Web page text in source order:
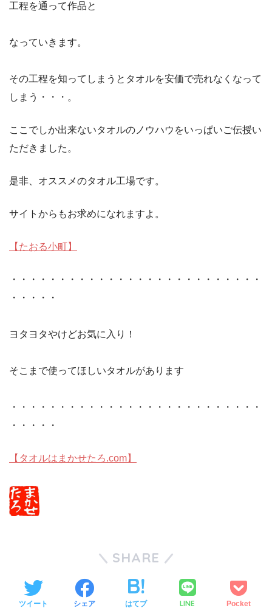
工程を通って作品と
なっていきます。
その工程を知ってしまうとタオルを安価で売れなくなって
しまう・・・。
ここでしか出来ないタオルのノウハウをいっぱいご伝授い
ただきました。
是非、オススメのタオル工場です。
サイトからもお求めになれますよ。
【たおる小町】
・・・・・・・・・・・・・・・・・・・・・・・・・・
・・・・・
ヨタヨタやけどお気に入り！
そこまで使ってほしいタオルがあります
・・・・・・・・・・・・・・・・・・・・・・・・・・
・・・・・
【タオルはまかせたろ.com】
SHARE
ツイート シェア はてブ LINE Pocket